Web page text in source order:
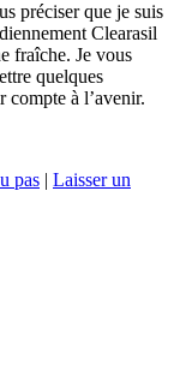
préciser que je suis
Clearasil
fraîche. Je vous
quelques
compte à l’avenir.
pas | Laisser un